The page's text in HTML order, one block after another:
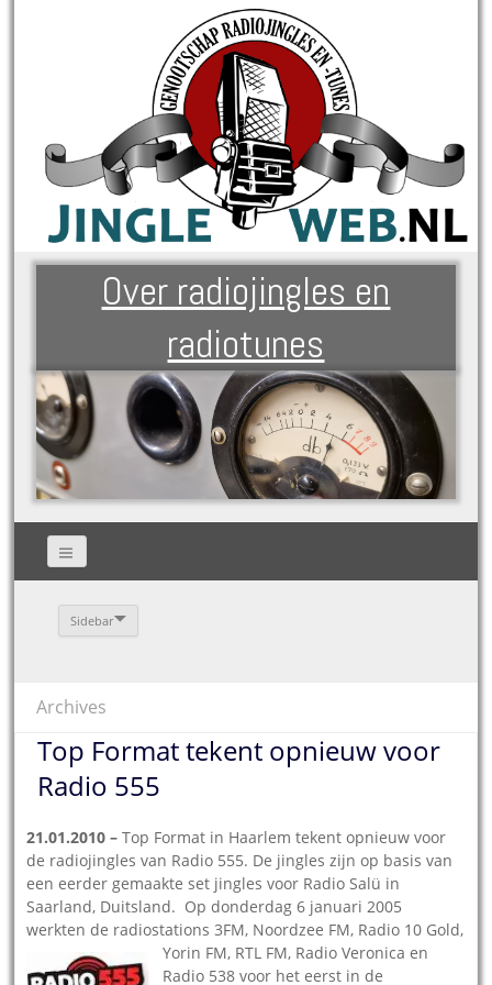
Over radiojingles en
radiotunes
Sidebar
Archives
Top Format tekent opnieuw voor
Radio 555
21.01.2010 – Top Format in Haarlem tekent opnieuw voor
de radiojingles van Radio 555. De jingles zijn op basis van
een eerder gemaakte set jingles voor Radio Salü in
Saarland, Duitsland. Op donderdag 6 januari 2005
werkten de radiostations 3FM, Noordzee FM, Radio 10 Gold,
Yorin FM, RTL FM, Radio Veronica en
Radio 538 voor het eerst in de